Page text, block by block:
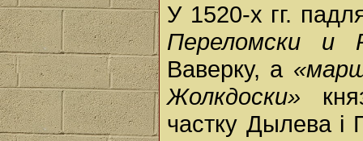
У 1520-х гг.
Переломски и
Ваверку, а
Жолкдоски»
частку Дылева і